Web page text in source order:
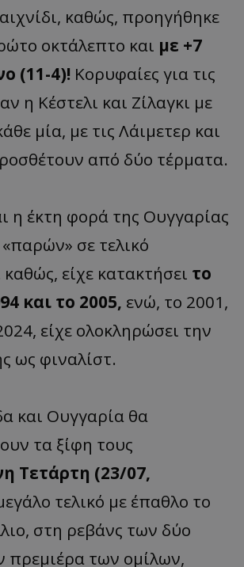
καθώς, προηγήθηκε
οκτάλεπτο και με +7
(11-4)! Κορυφαίες για τις
η Κέστελι και Ζίλαγκι με
μία, με τις Λάιμετερ και
από δύο τέρματα.
η έκτη φορά της Ουγγαρίας
σε τελικό
είχε κατακτήσει το
και το 2005, ενώ, το 2001,
είχε ολοκληρώσει την
ως φιναλίστ.
και Ουγγαρία θα
τα ξίφη τους
Τετάρτη (23/07,
τελικό με έπαθλο το
στη ρεβάνς των δύο
πρεμιέρα των ομίλων,